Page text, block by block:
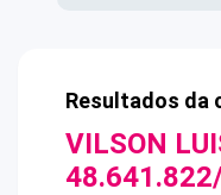
Resultados da
VILSON